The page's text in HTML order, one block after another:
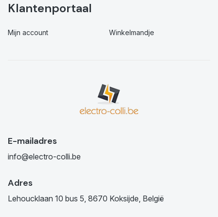
Klantenportaal
Mijn account Winkelmandje
E-mailadres
info@electro-colli.be
Adres
Lehoucklaan 10 bus 5, 8670 Koksijde, België